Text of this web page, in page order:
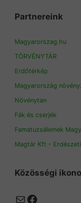
Partnereink
Magyarorszag.hu
TÖRVÉNYTÁR
Erdőtérkép
Magyarország
Növénytan
Fák és cserjék
Famatuzsálemek
Magtár Kft -
Közösségi
MailFacebook